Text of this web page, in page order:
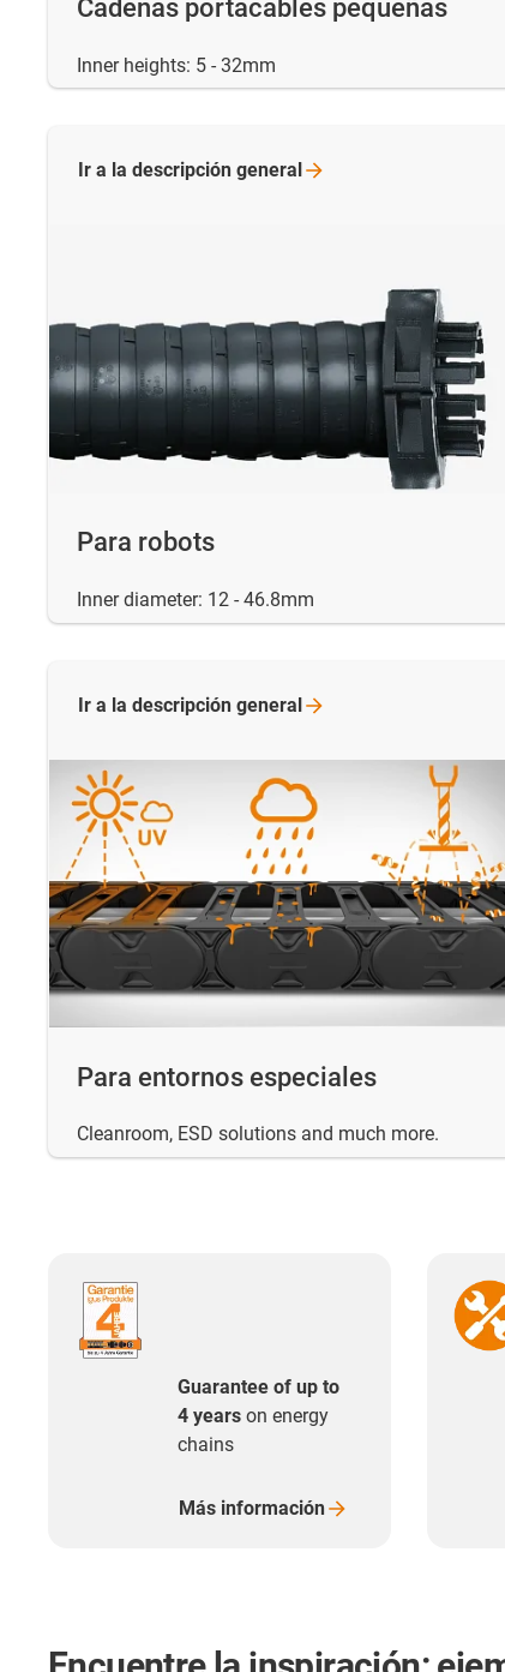
Cadenas portacables pequeñas
Inner heights: 5 - 32mm
Para robots
Inner diameter: 12 - 46.8mm
Ir a la descripción general
Para entornos especiales
Cleanroom, ESD solutions and much more.
Ir a la descripción general
Guarantee of up to
4 years on energy
chains
Más información